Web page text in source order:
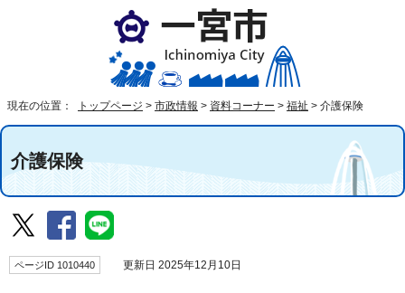
現在の位置： トップページ > 市政情報 > 資料コーナー > 福祉 > 介護保険
介護保険
ページID 1010440 更新日 2025年12月10日